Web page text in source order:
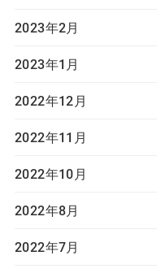
2023年2月
2023年1月
2022年12月
2022年11月
2022年10月
2022年8月
2022年7月